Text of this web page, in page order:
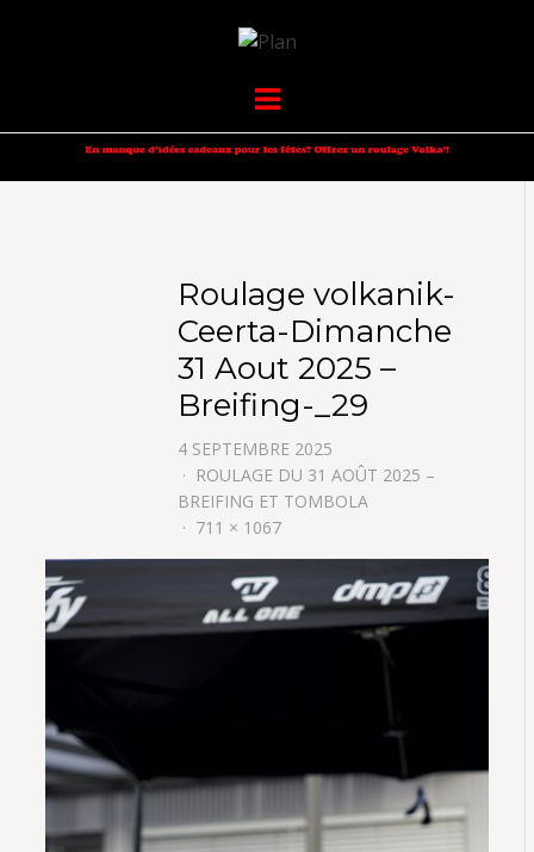
VOLKANIK-
ENDURANCE
Menu
Roulage volkanik-
Ceerta-Dimanche
31 Aout 2025 –
Breifing-_29
4 SEPTEMBRE 2025
ROULAGE DU 31 AOÛT 2025 –
BREIFING ET TOMBOLA
711 × 1067